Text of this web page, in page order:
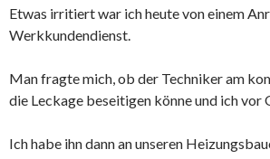
Etwas irritiert war ich heute von einem
Werkkundendienst.
Man fragte mich, ob der Techniker am
die Leckage beseitigen könne und ich vor
Ich habe ihn dann an unseren